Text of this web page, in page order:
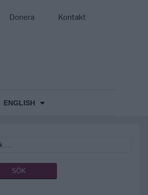
Donera Kontakt
ENGLISH